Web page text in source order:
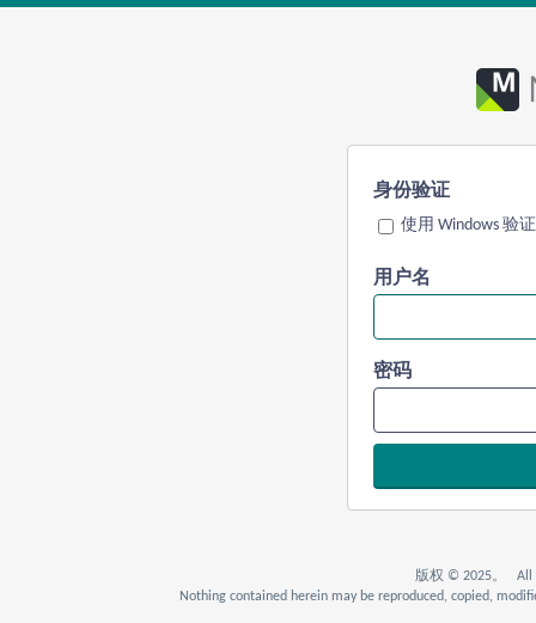
身份验证
使用 Windows 验证
用户名
密码
版权 © 2025。 All
Nothing contained herein may be reproduced, copied,